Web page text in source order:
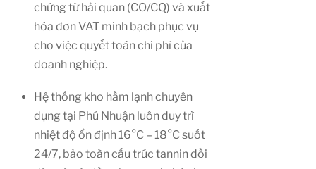
chứng từ hải quan (CO/CQ) và xuất
hóa đơn VAT minh bạch phục vụ
cho việc quyết toán chi phí của
doanh nghiệp.
Hệ thống kho hầm lạnh chuyên
dụng tại Phú Nhuận luôn duy trì
nhiệt độ ổn định 16°C – 18°C suốt
24/7, bảo toàn cấu trúc tannin dồi